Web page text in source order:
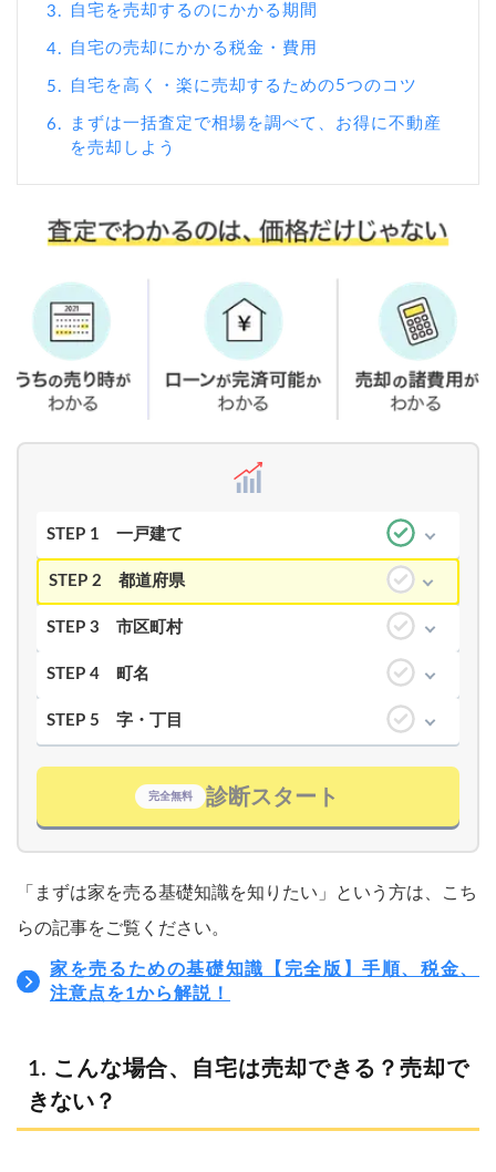
3. 自宅を売却するのにかかる期間
4. 自宅の売却にかかる税金・費用
5. 自宅を高く・楽に売却するための5つのコツ
6.
まずは一括査定で相場を調べて、お得に不動産
を売却しよう
STEP 1 一戸建て
STEP 2 都道府県
STEP 3 市区町村
STEP 4 町名
STEP 5 字・丁目
完全無料 診断スタート
「まずは家を売る基礎知識を知りたい」という方は、こち
らの記事をご覧ください。
家を売るための基礎知識【完全版】手順、税金、
注意点を1から解説！
こんな場合、自宅は売却できる？売却で
きない？